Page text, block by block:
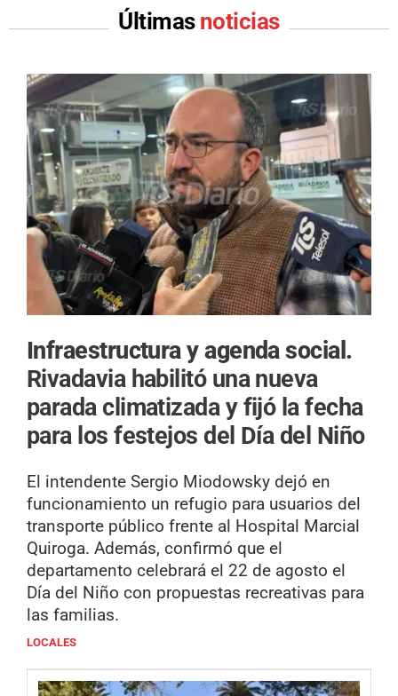
Últimas noticias
Infraestructura y agenda social.
Rivadavia habilitó una nueva
parada climatizada y fijó la fecha
para los festejos del Día del Niño
El intendente Sergio Miodowsky dejó en
funcionamiento un refugio para usuarios del
transporte público frente al Hospital Marcial
Quiroga. Además, confirmó que el
departamento celebrará el 22 de agosto el
Día del Niño con propuestas recreativas para
las familias.
LOCALES